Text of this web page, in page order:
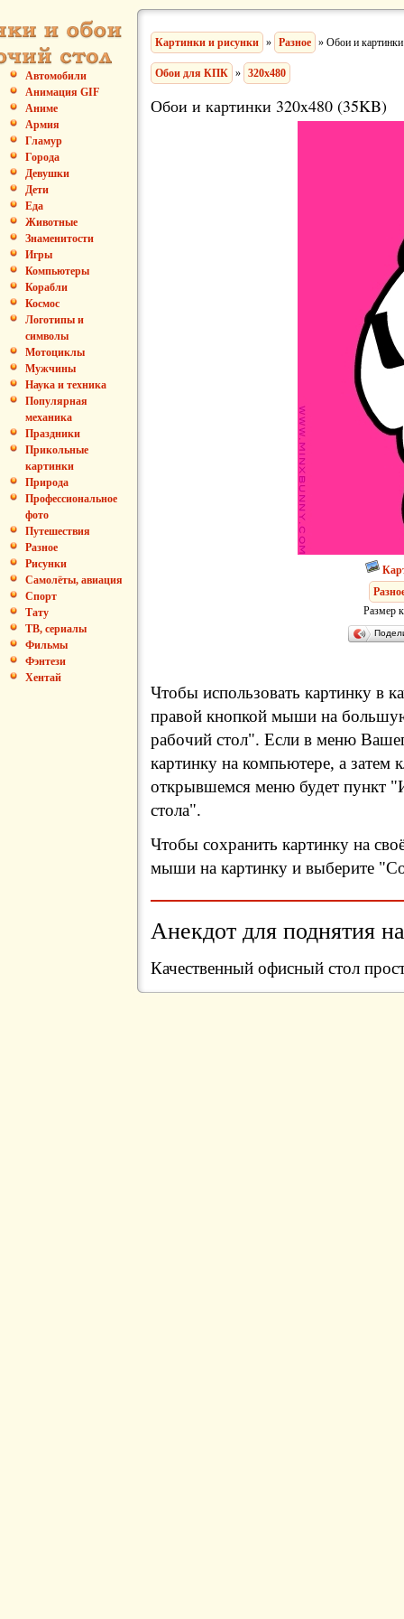
Автомобили
Анимация GIF
Аниме
Армия
Гламур
Города
Девушки
Дети
Еда
Животные
Знаменитости
Игры
Компьютеры
Корабли
Космос
Логотипы и
символы
Мотоциклы
Мужчины
Наука и техника
Популярная
механика
Праздники
Прикольные
картинки
Природа
Профессиональное
фото
Путешествия
Разное
Рисунки
Самолёты, авиация
Спорт
Тату
ТВ, сериалы
Фильмы
Фэнтези
Хентай
Картинки и рисунки » Разное » Обои и картинки
Обои для КПК » 320x480
Обои и картинки 320x480 (35KB)
Размер
Чтобы использовать картинку в
правой кнопкой мыши на
рабочий стол". Если в меню
картинку на компьютере, а затем
открывшемся меню будет пункт
стола".
Чтобы сохранить картинку на
мыши на картинку и выберите
Анекдот для поднятия
Качественный офисный стол